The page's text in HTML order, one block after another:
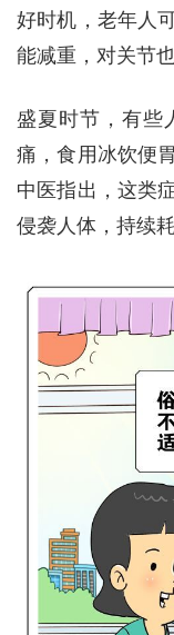
好时机，老年人
能减重，对关节
盛夏时节，有些
痛，食用冰饮便
中医指出，这类
侵袭人体，持续